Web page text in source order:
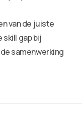
van de juiste
gap bij
samenwerking